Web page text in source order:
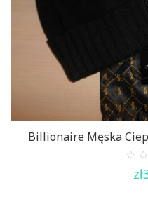
Billionaire Męska
out
zł